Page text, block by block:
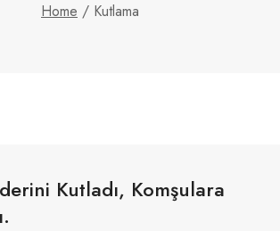
Home / Kutlama
Kutladı, Komşulara